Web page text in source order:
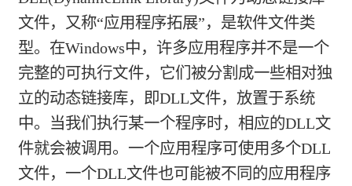
文件，又称“应用程序拓展”，是软件文件类
型。在Windows中，许多应用程序并不是一个
完整的可执行文件，它们被分割成一些相对独
立的动态链接库，即DLL文件，放置于系统
中。当我们执行某一个程序时，相应的DLL文
件就会被调用。一个应用程序可使用多个DLL
文件，一个DLL文件也可能被不同的应用程序